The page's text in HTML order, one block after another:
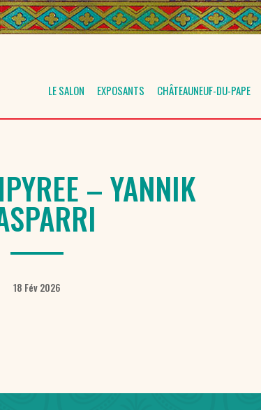
LE SALON EXPOSANTS CHÂTEAUNEUF-DU-PAPE
– YANNIK
18 Fév 2026